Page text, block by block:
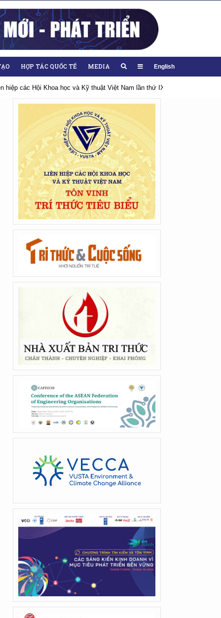
HỢP TÁC QUỐC TẾ MEDIA English
IX, nhiệm kỳ 2026-2031 Hướng tới Đại hội lần thứ XIV của Đảng